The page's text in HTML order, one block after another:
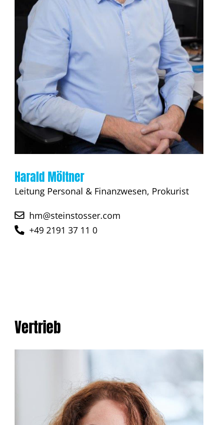
Harald Möltner
Leitung Personal & Finanzwesen, Prokurist
hm@steinstosser.com
+49 2191 37 11 0
Vertrieb